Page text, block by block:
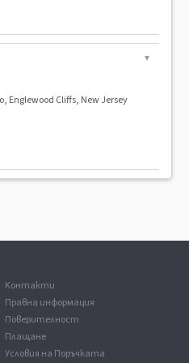
▼
Englewood Cliffs, New Jersey
Kонтакти
Правна информация
Поверителност
Плащане
Условия на Поръчката